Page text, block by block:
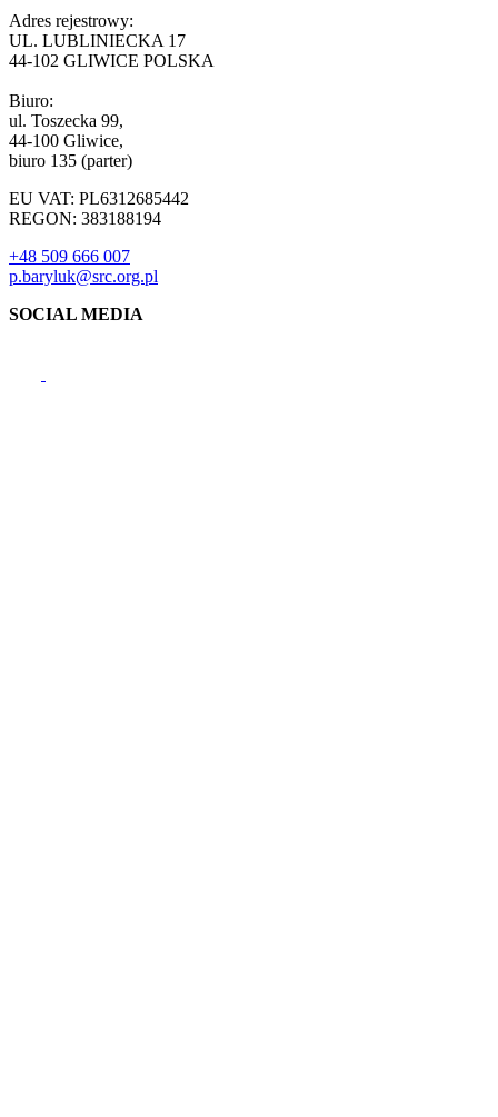
Adres rejestrowy:
UL. LUBLINIECKA 17
44-102 GLIWICE POLSKA
Biuro:
ul. Toszecka 99,
44-100 Gliwice,
biuro 135 (parter)
EU VAT: PL6312685442
REGON: 383188194
+48 509 666 007
p.baryluk@src.org.pl
SOCIAL MEDIA